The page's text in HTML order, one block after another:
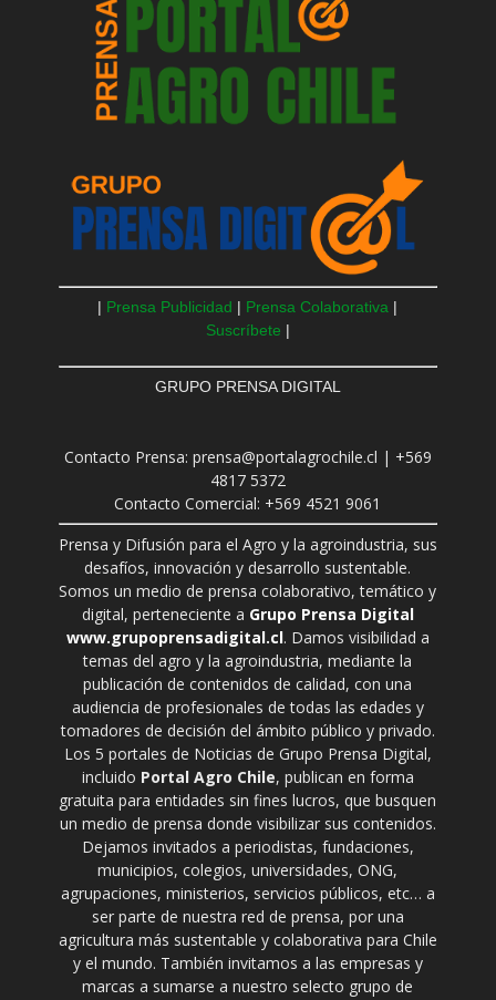
| Prensa Publicidad | Prensa Colaborativa |
Suscríbete |
GRUPO PRENSA DIGITAL
Contacto Prensa: prensa@portalagrochile.cl | +569
4817 5372
Contacto Comercial: +569 4521 9061
Prensa y Difusión para el Agro y la agroindustria, sus
desafíos, innovación y desarrollo sustentable.
Somos un medio de prensa colaborativo, temático y
digital, perteneciente a Grupo Prensa Digital
www.grupoprensadigital.cl. Damos visibilidad a
temas del agro y la agroindustria, mediante la
publicación de contenidos de calidad, con una
audiencia de profesionales de todas las edades y
tomadores de decisión del ámbito público y privado.
Los 5 portales de Noticias de Grupo Prensa Digital,
incluido Portal Agro Chile, publican en forma
gratuita para entidades sin fines lucros, que busquen
un medio de prensa donde visibilizar sus contenidos.
Dejamos invitados a periodistas, fundaciones,
municipios, colegios, universidades, ONG,
agrupaciones, ministerios, servicios públicos, etc… a
ser parte de nuestra red de prensa, por una
agricultura más sustentable y colaborativa para Chile
y el mundo. También invitamos a las empresas y
marcas a sumarse a nuestro selecto grupo de